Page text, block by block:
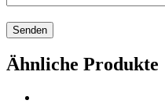
Ähnliche Produkte